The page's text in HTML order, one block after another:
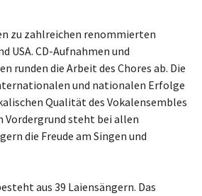
zu zahlreichen renommierten
USA. CD-Aufnahmen und
runden die Arbeit des Chores ab. Die
und nationalen Erfolge
Qualität des Vokalensembles
Vordergrund steht bei allen
die Freude am Singen und
aus 39 Laiensängern. Das